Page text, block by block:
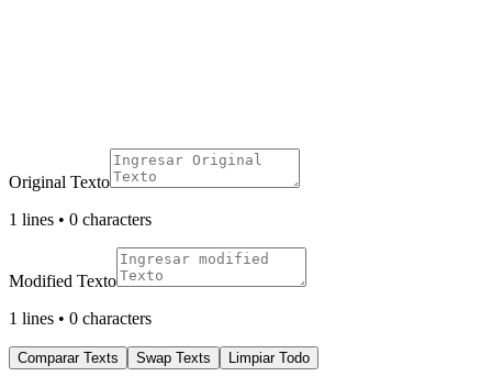
Original Texto
1 lines • 0 characters
Modified Texto
1 lines • 0 characters
Comparar Texts Swap Texts Limpiar Todo